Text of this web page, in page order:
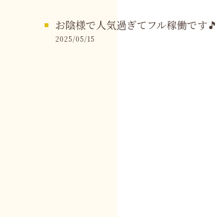
お陰様で人気過ぎてフル稼働です🎵
2025/05/15